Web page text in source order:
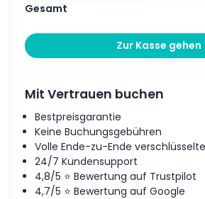
Gesamt
Zur Kasse gehen
Mit Vertrauen buchen
Bestpreisgarantie
Keine Buchungsgebühren
Volle Ende-zu-Ende
24/7 Kundensupport
4,8/5 ⭐ Bewertung auf Trustpilot
4,7/5 ⭐ Bewertung auf Google